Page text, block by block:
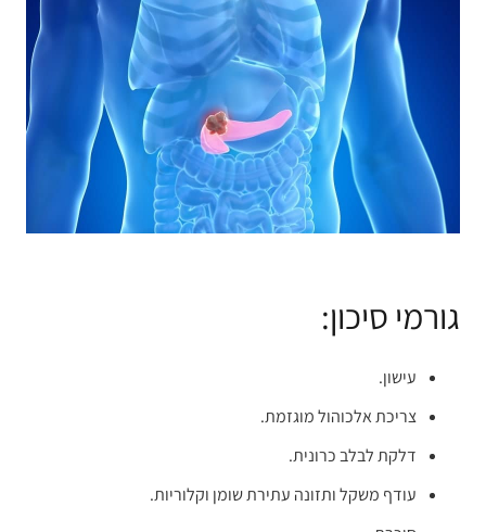
גורמי סיכון:
עישון.
צריכת אלכוהול מוגזמת.
דלקת לבלב כרונית.
עודף משקל ותזונה עתירת שומן וקלוריות.